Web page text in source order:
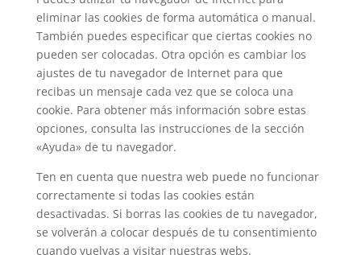
eliminar las cookies de forma automática o manual.
También puedes especificar que ciertas cookies no
pueden ser colocadas. Otra opción es cambiar los
ajustes de tu navegador de Internet para que
recibas un mensaje cada vez que se coloca una
cookie. Para obtener más información sobre estas
opciones, consulta las instrucciones de la sección
«Ayuda» de tu navegador.
Ten en cuenta que nuestra web puede no funcionar
correctamente si todas las cookies están
desactivadas. Si borras las cookies de tu navegador,
se volverán a colocar después de tu consentimiento
cuando vuelvas a visitar nuestras webs.